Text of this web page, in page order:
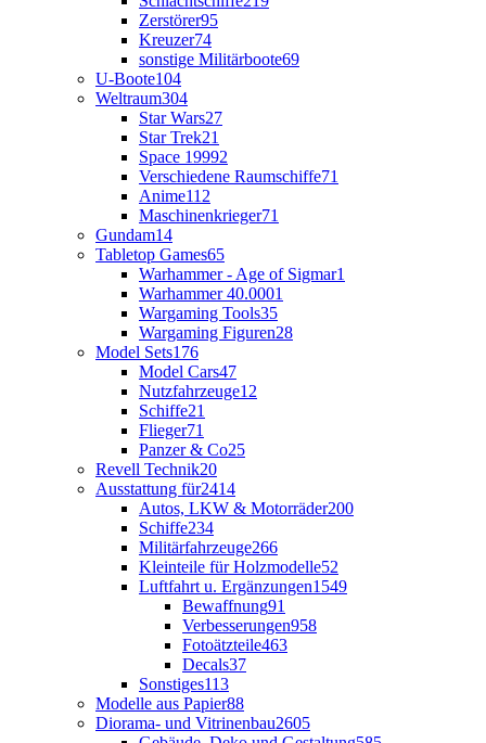
Zerstörer95
Kreuzer74
sonstige Militärboote69
U-Boote104
Weltraum304
Star Wars27
Star Trek21
Space 19992
Verschiedene Raumschiffe71
Anime112
Maschinenkrieger71
Gundam14
Tabletop Games65
Warhammer - Age of Sigmar1
Warhammer 40.0001
Wargaming Tools35
Wargaming Figuren28
Model Sets176
Model Cars47
Nutzfahrzeuge12
Schiffe21
Flieger71
Panzer & Co25
Revell Technik20
Ausstattung für2414
Autos, LKW & Motorräder200
Schiffe234
Militärfahrzeuge266
Kleinteile für Holzmodelle52
Luftfahrt u. Ergänzungen1549
Bewaffnung91
Verbesserungen958
Fotoätzteile463
Decals37
Sonstiges113
Modelle aus Papier88
Diorama- und Vitrinenbau2605